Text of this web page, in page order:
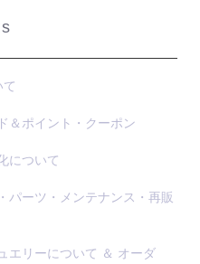
＆ポイント・クーポン
について
パーツ・メンテナンス・再販
エリーについて ＆ オーダ